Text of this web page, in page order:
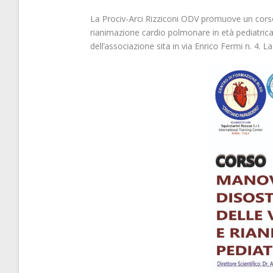
La Prociv-Arci Rizziconi ODV promuove un
rianimazione cardio polmonare in età
dell’associazione sita in via Enrico Fermi n. 4.